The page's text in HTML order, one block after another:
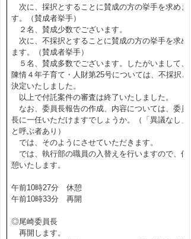
次に、採択とすることに賛成の方の挙手を求めま
す。（賛成者挙手）
２名、賛成少数でございます。
次に、不採択とすることに賛成の方の挙手を求め
ます。（賛成者挙手）
５名、賛成多数でございます。したがいまして、
陳情４年子育て・人財第25号については、不採択と
決定いたしました。
以上で付託案件の審査は終了いたしました。
なお、委員長報告の作成、内容については、委員
長に一任いただけますでしょうか。（「異議なし」
と呼ぶ者あり）
では、そのようにさせていただきます。
では、執行部の職員の入替えを行いますので、休
憩いたします。
午前10時27分 休憩
午前10時33分 再開
◎尾崎委員長
再開します。